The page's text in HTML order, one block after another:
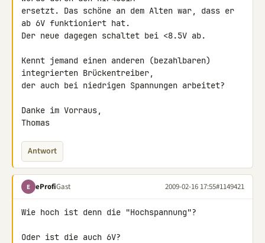
ersetzt. Das schöne an dem Alten war, dass er
ab 6V funktioniert hat.
Der neue dagegen schaltet bei <8.5V ab.
Kennt jemand einen anderen (bezahlbaren)
integrierten Brückentreiber,
der auch bei niedrigen Spannungen arbeitet?
Danke im Vorraus,
Thomas
Antwort
E eProfiGast 2009-02-16 17:55#1149421
Wie hoch ist denn die "Hochspannung"?
Oder ist die auch 6V?